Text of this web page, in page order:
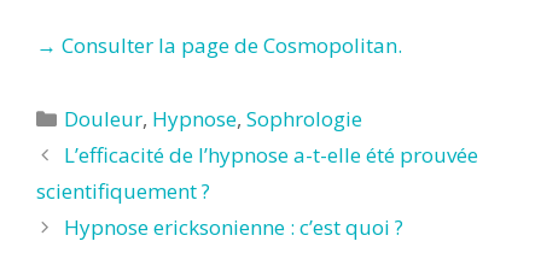
→ Consulter la page de Cosmopolitan.
Catégories
Douleur, Hypnose,Sophrologie
L’efficacité de l’hypnose a-t-elle été prouvée
scientifiquement ?
Hypnose ericksonienne : c’est quoi ?